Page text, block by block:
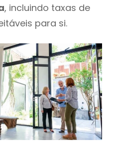
, incluindo taxas de
para si.